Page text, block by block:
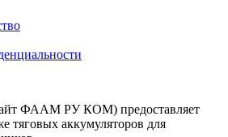
ФААМ РУ КОМ) предоставляет
тяговых аккумуляторов для